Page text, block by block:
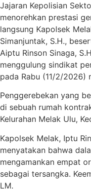
Jajaran Kepolisian
menorehkan prestasi
langsung Kapolsek
Simanjuntak, S.H.,
Aiptu Rinson Sinaga,
menggulung sindikat
pada Rabu (11/2/2026)
Penggerebekan yang
di sebuah rumah
Kelurahan Melak Ulu,
Kapolsek Melak, Iptu
menyatakan bahwa
mengamankan empat
sebagai tersangka.
LM.